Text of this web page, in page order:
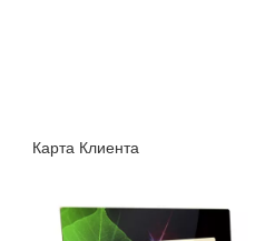
Карта Клиента